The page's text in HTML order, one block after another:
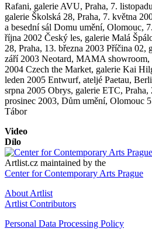
Rafani, galerie AVU, Praha, 7.
galerie Školská 28, Praha, 7. května
a besední sál Domu umění, Olomouc,
října 2002 Český les, galerie Malá
28, Praha, 13. března 2003 Příčina
září 2003 Neotard, MAMA showroom,
2004 Czech the Market, galerie Kai
leden 2005 Entwurf, ateljé Paetau,
srpna 2005 Obrys, galerie ETC,
prosinec 2003, Dům umění, Olomouc
Tábor
Video
Dílo
Artlist.cz maintained by the
Center for Contemporary Arts Prague
About Artlist
Artlist Contributors
Personal Data Processing Policy